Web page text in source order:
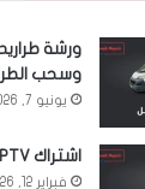
ورشة
وسحب
يونيو 7, 2026
اشتراك Lion TV IPTV
فبراير 12, 2026